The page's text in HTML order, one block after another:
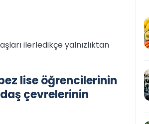
ilerledikçe yalnızlıktan
lise öğrencilerinin
çevrelerinin